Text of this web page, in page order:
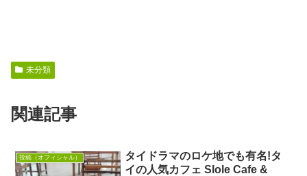
未分類
関連記事
投稿（オフィシャル）
タイドラマのロケ地でも有名!タ
イの人気カフェ Slole Cafe &